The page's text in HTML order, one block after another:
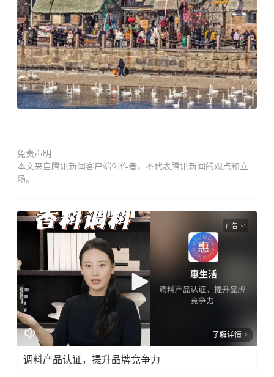
免责声明
本文来自腾讯新闻客户端创作者，不代表腾讯新闻的观点和立
场。
广告
了解详情
调料产品认证，提升品牌竞争力